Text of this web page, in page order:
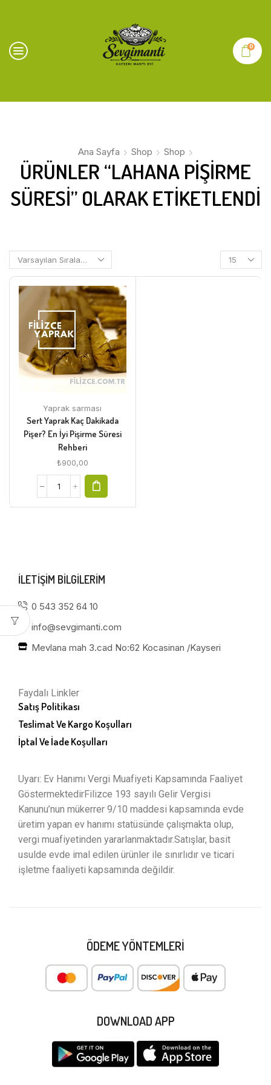
0
Ana Sayfa Shop Shop
ÜRÜNLER “LAHANA PIŞIRME
SÜRESI” OLARAK ETIKETLENDI
Yaprak sarması
Sert Yaprak Kaç Dakikada
Pişer? En İyi Pişirme Süresi
Rehberi
₺900,00
ILETIŞIM BILGILERIM
0 543 352 64 10
info@sevgimanti.com
Mevlana mah 3.cad No:62 Kocasinan /Kayseri
Faydalı Linkler
Satış Politikası
Teslimat Ve Kargo Koşulları
İptal Ve İade Koşulları
Uyarı: Ev Hanımı Vergi Muafiyeti Kapsamında Faaliyet
GöstermektedirFilizce 193 sayılı Gelir Vergisi
Kanunu’nun mükerrer 9/10 maddesi kapsamında evde
üretim yapan ev hanımı statüsünde çalışmakta olup,
vergi muafiyetinden yararlanmaktadır.Satışlar, basit
usulde evde imal edilen ürünler ile sınırlıdır ve ticari
işletme faaliyeti kapsamında değildir.
ÖDEME YÖNTEMLERI
DOWNLOAD APP